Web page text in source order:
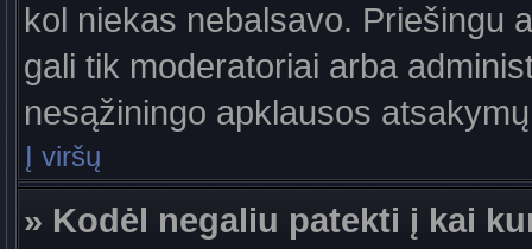
kol niekas nebalsavo. Priešingu
gali tik moderatoriai arba
nesąžiningo apklausos
Į viršų
» Kodėl negaliu patekti į kai